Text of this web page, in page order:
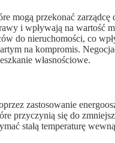
mogą przekonać
i wpływają na wartość
do nieruchomości, co
na kompromis.
własnościowe.
zastosowanie
przyczynią się do
stałą temperaturę